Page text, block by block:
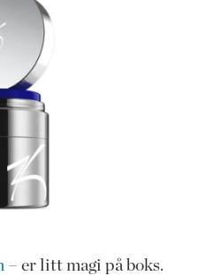
– er litt magi på boks.